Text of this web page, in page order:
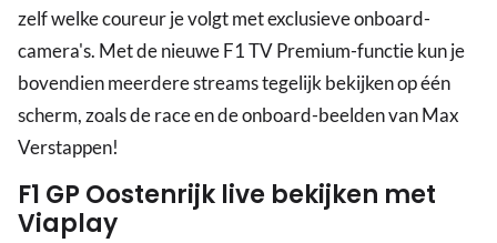
zelf welke coureur je volgt met exclusieve onboard-
camera's. Met de nieuwe F1 TV Premium-functie kun je
bovendien meerdere streams tegelijk bekijken op één
scherm, zoals de race en de onboard-beelden van Max
Verstappen!
F1 GP Oostenrijk live bekijken met
Viaplay